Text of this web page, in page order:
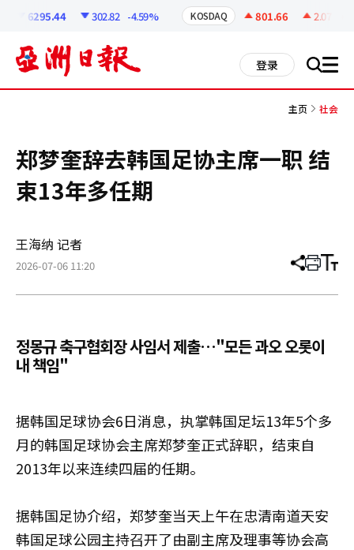
6295.44 302.82 -4.59% KOSDAQ 801.66 2.07
登录 搜 all
主页 社会
郑梦奎辞去韩国足协主席一职 结
束13年多任期
王海纳 记者
2026-07-06 11:20 分
章
打 调
小
정몽규 축구협회장 사임서 제출…"모든 과오 오롯이
내 책임"
据韩国足球协会6日消息，执掌韩国足坛13年5个多
月的韩国足球协会主席郑梦奎正式辞职，结束自
2013年以来连续四届的任期。
据韩国足协介绍，郑梦奎当天上午在忠清南道天安
韩国足球公园主持召开了由副主席及理事等协会高